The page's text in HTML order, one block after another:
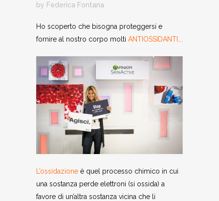
by Federica Fontana
Ho scoperto che bisogna proteggersi e
fornire al nostro corpo molti ANTIOSSIDANTI….
L’ossidazione è quel processo chimico in cui
una sostanza perde elettroni (si ossida) a
favore di un’altra sostanza vicina che li